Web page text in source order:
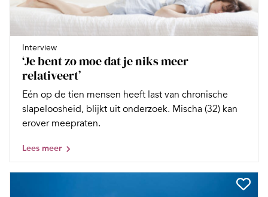
Interview
‘Je bent zo moe dat je niks meer
relativeert’
Eén op de tien mensen heeft last van chronische
slapeloosheid, blijkt uit onderzoek. Mischa (32) kan
erover meepraten.
Lees meer